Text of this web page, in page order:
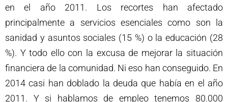
en el año 2011. Los recortes han afectado
principalmente a servicios esenciales como son la
sanidad y asuntos sociales (15 %) o la educación (28
%). Y todo ello con la excusa de mejorar la situación
financiera de la comunidad. Ni eso han conseguido. En
2014 casi han doblado la deuda que había en el año
2011. Y si hablamos de empleo tenemos 80.000